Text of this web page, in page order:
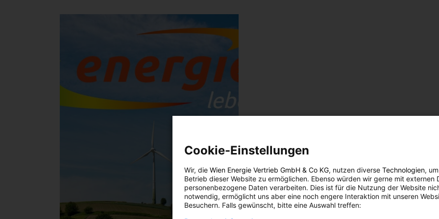
Cookie-Einstellungen
Wir, die Wien Energie Vertrieb GmbH & Co KG, nutzen diverse Technologien,
Betrieb dieser Website zu ermöglichen. Ebenso würden wir gerne mit externen
personenbezogene Daten verarbeiten. Dies ist für die Nutzung der Website
notwendig, ermöglicht uns aber eine noch engere Interaktion mit unseren
Besuchern. Falls gewünscht, bitte eine Auswahl treffen: